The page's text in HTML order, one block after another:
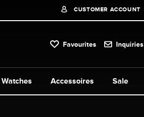
CUSTOMER ACCOUNT
Favourites Inquiries
Watches Accessoires Sale